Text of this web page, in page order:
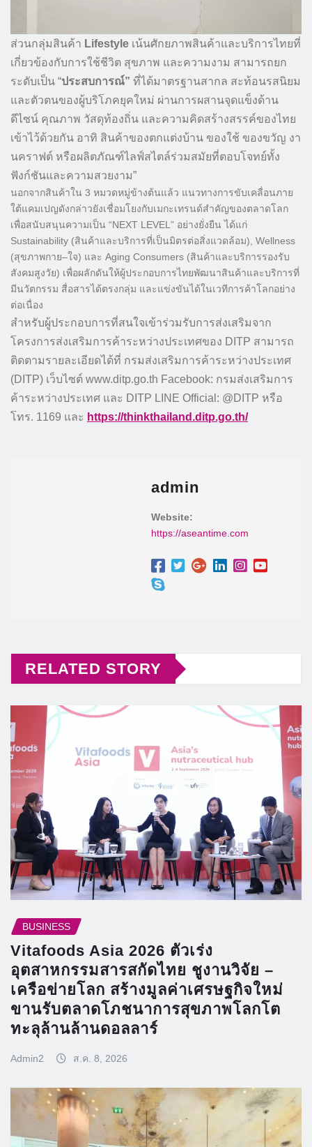
ส่วนกลุ่มสินค้า Lifestyle เน้นศักยภาพสินค้าและบริการไทยที่
เกี่ยวข้องกับการใช้ชีวิต สุขภาพ และความงาม สามารถยก
ระดับเป็น “ประสบการณ์” ที่ได้มาตรฐานสากล สะท้อนรสนิยม
และตัวตนของผู้บริโภคยุคใหม่ ผ่านการผสานจุดแข็งด้าน
ดีไซน์ คุณภาพ วัสดุท้องถิ่น และความคิดสร้างสรรค์ของไทย
เข้าไว้ด้วยกัน อาทิ สินค้าของตกแต่งบ้าน ของใช้ ของขวัญ งา
นคราฟต์ หรือผลิตภัณฑ์ไลฟ์สไตล์ร่วมสมัยที่ตอบโจทย์ทั้ง
ฟังก์ชันและความสวยงาม”
นอกจากสินค้าใน 3 หมวดหมู่ข้างต้นแล้ว แนวทางการขับเคลื่อนภาย
ใต้แคมเปญดังกล่าวยังเชื่อมโยงกับเมกะเทรนด์สำคัญของตลาดโลก
เพื่อสนับสนุนความเป็น “NEXT LEVEL” อย่างยั่งยืน ได้แก่
Sustainability (สินค้าและบริการที่เป็นมิตรต่อสิ่งแวดล้อม), Wellness
(สุขภาพกาย–ใจ) และ Aging Consumers (สินค้าและบริการรองรับ
สังคมสูงวัย) เพื่อผลักดันให้ผู้ประกอบการไทยพัฒนาสินค้าและบริการที่
มีนวัตกรรม สื่อสารได้ตรงกลุ่ม และแข่งขันได้ในเวทีการค้าโลกอย่าง
ต่อเนื่อง
สำหรับผู้ประกอบการที่สนใจเข้าร่วมรับการส่งเสริมจาก
โครงการส่งเสริมการค้าระหว่างประเทศของ DITP สามารถ
ติดตามรายละเอียดได้ที่ กรมส่งเสริมการค้าระหว่างประเทศ
(DITP) เว็บไซต์ www.ditp.go.th Facebook: กรมส่งเสริมการ
ค้าระหว่างประเทศ และ DITP LINE Official: @DITP หรือ
โทร. 1169 และ https://thinkthailand.ditp.go.th/
admin
Website:
https://aseantime.com
RELATED STORY
BUSINESS
Vitafoods Asia 2026 ตัวเร่ง
อุตสาหกรรมสารสกัดไทย ชูงานวิจัย –
เครือข่ายโลก สร้างมูลค่าเศรษฐกิจใหม่
ขานรับตลาดโภชนาการสุขภาพโลกโต
ทะลุล้านล้านดอลลาร์
Admin2 ส.ค. 8, 2026